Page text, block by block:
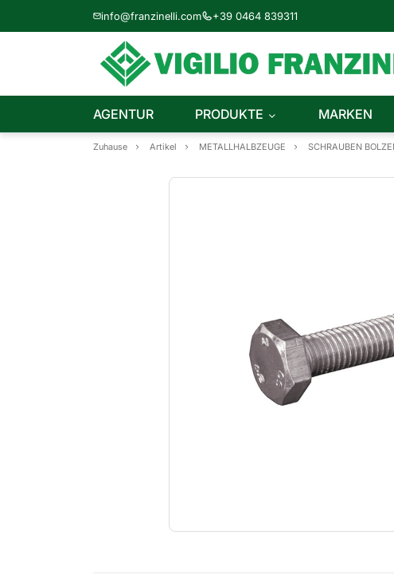
info@franzinelli.com +39 0464 839311
AGENTUR PRODUKTE MARKEN
Zuhause Artikel METALLHALBZEUGE SCHRAUBEN